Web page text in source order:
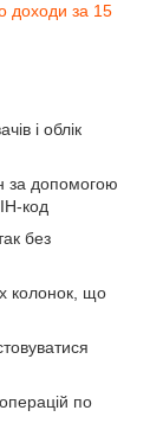
доходи за 15
і облік
за допомогою
код
без
колонок, що
по